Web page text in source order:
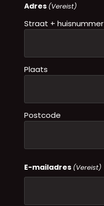
Adres (Vereist)
Straat + huisnummer
Plaats
Postcode
E-mailadres (Vereist)